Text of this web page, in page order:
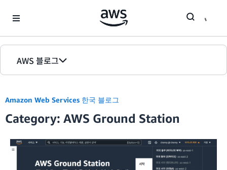
AWS 블로그
에디션
Amazon Web Services 한국 블로그
Category: AWS Ground Station